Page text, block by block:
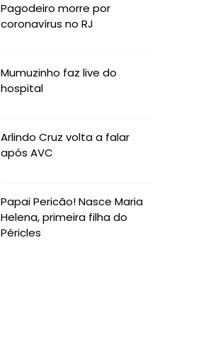
Pagodeiro morre por
coronavírus no RJ
Mumuzinho faz live do
hospital
Arlindo Cruz volta a falar
após AVC
Papai Pericão! Nasce Maria
Helena, primeira filha do
Péricles